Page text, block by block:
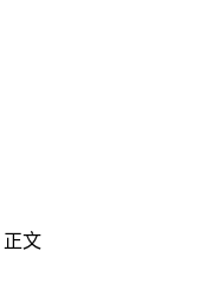
正文